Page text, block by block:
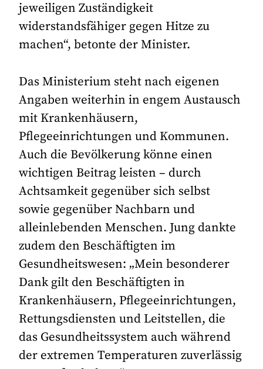
jeweiligen Zuständigkeit
widerstandsfähiger gegen Hitze zu
machen“, betonte der Minister.
Das Ministerium steht nach eigenen
Angaben weiterhin in engem Austausch
mit Krankenhäusern,
Pflegeeinrichtungen und Kommunen.
Auch die Bevölkerung könne einen
wichtigen Beitrag leisten – durch
Achtsamkeit gegenüber sich selbst
sowie gegenüber Nachbarn und
alleinlebenden Menschen. Jung dankte
zudem den Beschäftigten im
Gesundheitswesen: „Mein besonderer
Dank gilt den Beschäftigten in
Krankenhäusern, Pflegeeinrichtungen,
Rettungsdiensten und Leitstellen, die
das Gesundheitssystem auch während
der extremen Temperaturen zuverlässig